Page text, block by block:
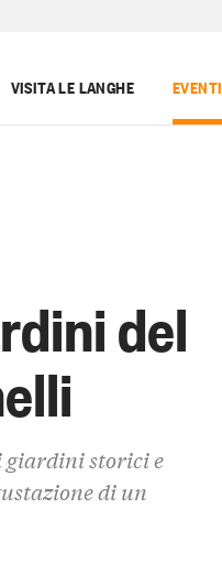
VISITA LE LANGHE EVENTI
del
giardini storici e
di un